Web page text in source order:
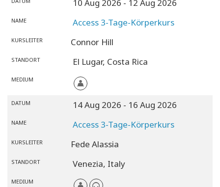
10 Aug 2026 - 12 Aug 2026
NAME Access 3-Tage-Körperkurs
KURSLEITER Connor Hill
STANDORT El Lugar, Costa Rica
MEDIUM
DATUM 14 Aug 2026 - 16 Aug 2026
NAME Access 3-Tage-Körperkurs
KURSLEITER Fede Alassia
STANDORT Venezia, Italy
MEDIUM